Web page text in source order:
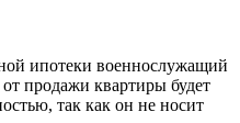
ипотеки военнослужащий
продажи квартиры будет
так как он не носит